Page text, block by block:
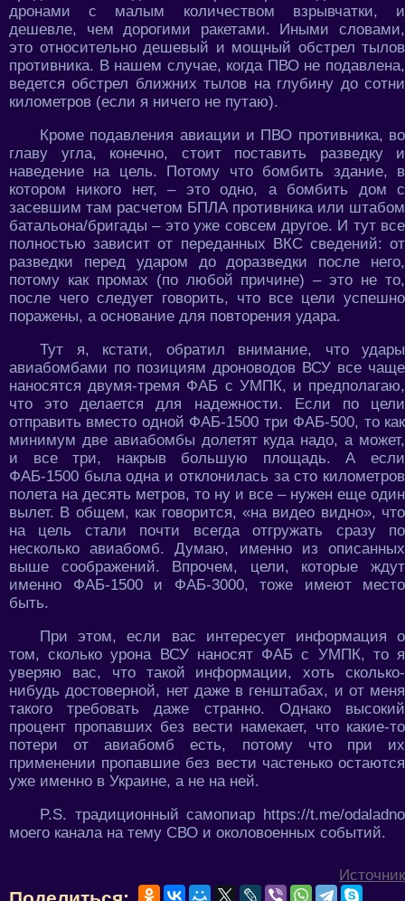
дронами с малым количеством взрывчатки, и
дешевле, чем дорогими ракетами. Иными словами,
это относительно дешевый и мощный обстрел тылов
противника. В нашем случае, когда ПВО не подавлена,
ведется обстрел ближних тылов на глубину до сотни
километров (если я ничего не путаю).
Кроме подавления авиации и ПВО противника, во
главу угла, конечно, стоит поставить разведку и
наведение на цель. Потому что бомбить здание, в
котором никого нет, – это одно, а бомбить дом с
засевшим там расчетом БПЛА противника или штабом
батальона/бригады – это уже совсем другое. И тут все
полностью зависит от переданных ВКС сведений: от
разведки перед ударом до доразведки после него,
потому как промах (по любой причине) – это не то,
после чего следует говорить, что все цели успешно
поражены, а основание для повторения удара.
Тут я, кстати, обратил внимание, что удары
авиабомбами по позициям дроноводов ВСУ все чаще
наносятся двумя-тремя ФАБ с УМПК, и предполагаю,
что это делается для надежности. Если по цели
отправить вместо одной ФАБ-1500 три ФАБ-500, то как
минимум две авиабомбы долетят куда надо, а может,
и все три, накрыв большую площадь. А если
ФАБ-1500 была одна и отклонилась за сто километров
полета на десять метров, то ну и все – нужен еще один
вылет. В общем, как говорится, «на видео видно», что
на цель стали почти всегда отгружать сразу по
несколько авиабомб. Думаю, именно из описанных
выше соображений. Впрочем, цели, которые ждут
именно ФАБ-1500 и ФАБ-3000, тоже имеют место
быть.
При этом, если вас интересует информация о
том, сколько урона ВСУ наносят ФАБ с УМПК, то я
уверяю вас, что такой информации, хоть сколько-
нибудь достоверной, нет даже в генштабах, и от меня
такого требовать даже странно. Однако высокий
процент пропавших без вести намекает, что какие-то
потери от авиабомб есть, потому что при их
применении пропавшие без вести частенько остаются
уже именно в Украине, а не на ней.
P.S. традиционный самопиар https://t.me/odaladno
моего канала на тему СВО и околовоенных событий.
Источник